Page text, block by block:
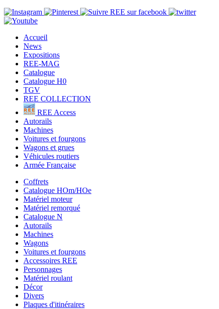
Accueil
News
Expositions
REE-MAG
Catalogue
Catalogue H0
TGV
REE COLLECTION
REE Access
Autorails
Machines
Voitures et fourgons
Wagons et grues
Véhicules routiers
Armée Française
Coffrets
Catalogue HOm/HOe
Matériel moteur
Matériel remorqué
Catalogue N
Autorails
Machines
Wagons
Voitures et fourgons
Accessoires REE
Personnages
Matériel roulant
Décor
Divers
Plaques d'itinéraires